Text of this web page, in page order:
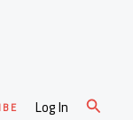
Log In Cari